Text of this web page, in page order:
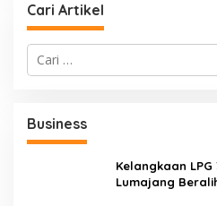
Cari Artikel
C
u
n
t
Business
Kelangkaan
Lumajang